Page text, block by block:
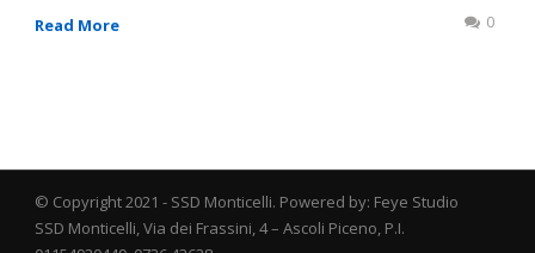
Read More 0
© Copyright 2021 - SSD Monticelli. Powered by: Feye Studio
SSD Monticelli, Via dei Frassini, 4 – Ascoli Piceno, P.I.